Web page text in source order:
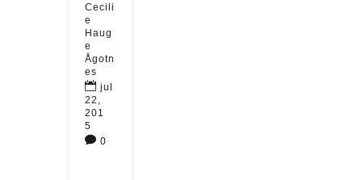
Cecili
e
Haug
e
Ågotn
es
 jul
22,
201
5
 0